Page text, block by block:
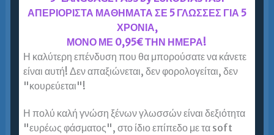
Φάληρο, Ταύρο, Μοσχάτο, Άγιο Ιωάννη Ρέντη,
Σαλαμίνα, Πέραμα, Δραπετσώνα κλπ); Ψάχνετε
για εξειδικευμένο Φροντιστήριο Αγγλικών –
Lower…
Περισσότερα »
ΑΠΕΡΙΟΡΙΣΤΑ ΜΑΘΗΜΑΤΑ ΣΕ 5 ΓΛΩΣΣΕΣ ΓΙΑ 5
ΧΡΟΝΙΑ,
ΜΟΝΟ ΜΕ 0,95€ ΤΗΝ ΗΜΕΡΑ!
Η καλύτερη επένδυση που θα μπορούσατε να κάνετε
είναι αυτή! Δεν απαξιώνεται, δεν φορολογείται, δεν
"κουρεύεται"!
Η πολύ καλή γνώση ξένων γλωσσών είναι δεξιότητα
"ευρέως φάσματος", στο ίδιο επίπεδο με τα soft